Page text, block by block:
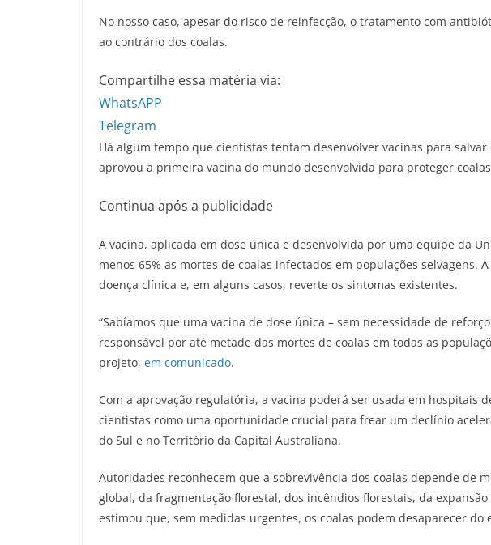
No nosso caso, apesar do risco de reinfecção, o tratamento com
ao contrário dos coalas.
Compartilhe essa matéria via:
WhatsAPP
Telegram
Há algum tempo que cientistas tentam desenvolver vacinas para
aprovou a primeira vacina do mundo desenvolvida para proteger
Continua após a publicidade
A vacina, aplicada em dose única e desenvolvida por uma equipe da
menos 65% as mortes de coalas infectados em populações selvagens.
doença clínica e, em alguns casos, reverte os sintomas existentes.
“Sabíamos que uma vacina de dose única – sem necessidade de reforço
responsável por até metade das mortes de coalas em todas as
projeto, em comunicado.
Com a aprovação regulatória, a vacina poderá ser usada em
cientistas como uma oportunidade crucial para frear um declínio
do Sul e no Território da Capital Australiana.
Autoridades reconhecem que a sobrevivência dos coalas depende de
global, da fragmentação florestal, dos incêndios florestais, da
estimou que, sem medidas urgentes, os coalas podem desaparecer do